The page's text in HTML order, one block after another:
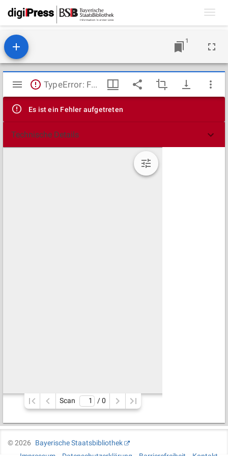
1
Mirador
Viewer
TypeError: Failed to fetch
Es ist ein Fehler aufgetreten
Technische Details
Scan / 0
©2026
Bayerische Staatsbibliothek